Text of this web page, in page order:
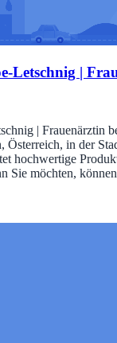
Letschnig |
| Frauenärztin
Österreich, in der
hochwertige
Sie möchten,